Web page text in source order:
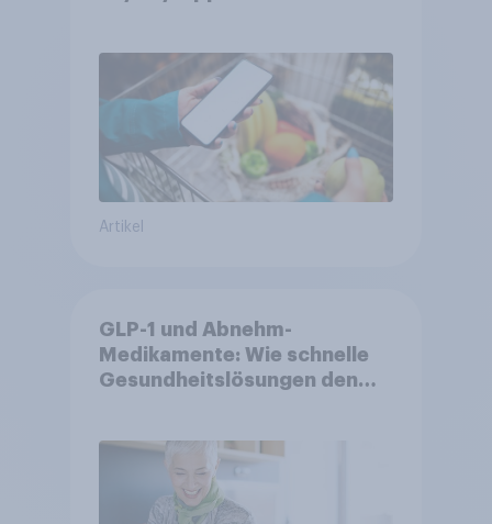
Artikel
GLP-1 und Abnehm-
Medikamente: Wie schnelle
Gesundheitslösungen den